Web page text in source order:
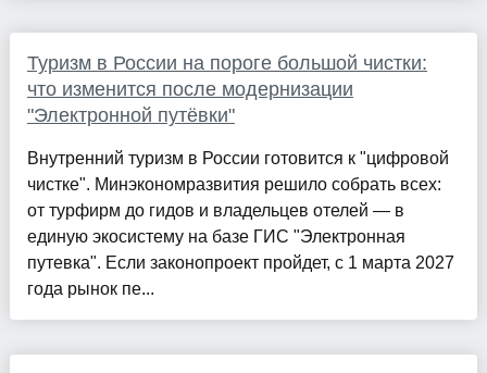
Туризм в России на пороге большой чистки:
что изменится после модернизации
"Электронной путёвки"
Внутренний туризм в России готовится к "цифровой
чистке". Минэкономразвития решило собрать всех:
от турфирм до гидов и владельцев отелей — в
единую экосистему на базе ГИС "Электронная
путевка". Если законопроект пройдет, с 1 марта 2027
года рынок пе...